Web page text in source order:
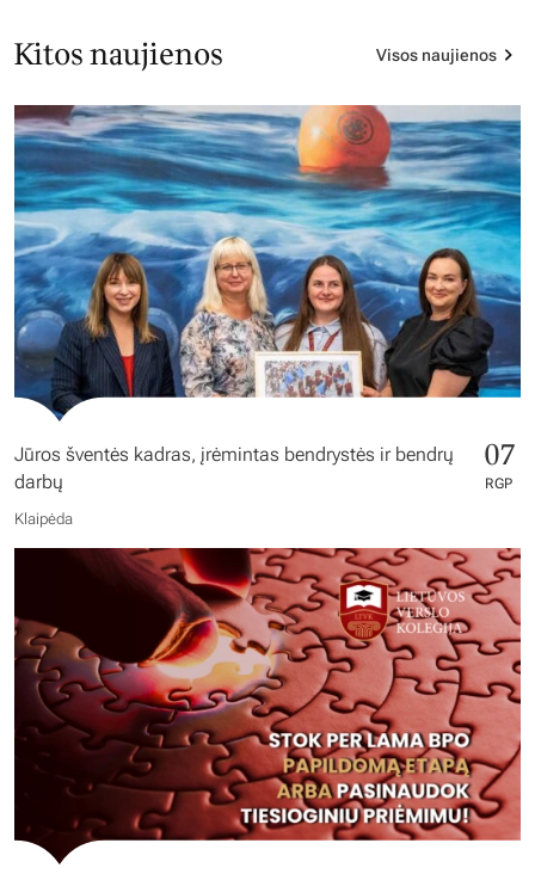
Kitos naujienos Visos naujienos
Jūros šventės kadras, įrėmintas bendrystės ir bendrų
darbų
07
RGP
Klaipėda